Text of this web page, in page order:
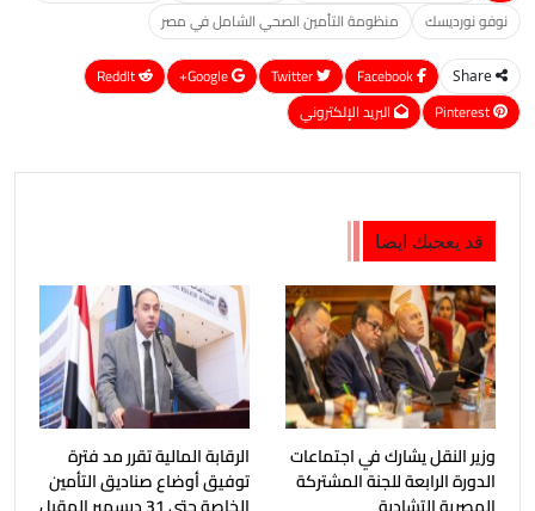
نوفو نورديسك
منظومة التأمين الصحي الشامل في مصر
Share
Google+
ReddIt
Pinterest
البريد الإلكتروني
قد يعجبك ايضا
وزير النقل يشارك في اجتماعات
الدورة الرابعة للجنة المشتركة
الرقابة المالية تقرر مد فترة
توفيق أوضاع صناديق التأمين